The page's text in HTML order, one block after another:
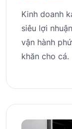
Kinh doanh
siêu lợi
vận hành
khăn cho cá.